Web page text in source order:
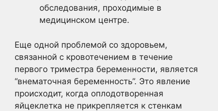
обследования, проходимые в
медицинском центре.
Еще одной проблемой со здоровьем,
связанной с кровотечением в течение
первого триместра беременности, является
“внематочная беременность”. Это явление
происходит, когда оплодотворенная
яйцеклетка не прикрепляется к стенкам